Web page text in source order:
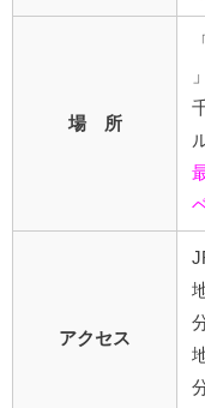
場 所
」
アクセス